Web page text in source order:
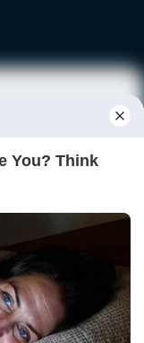
Daftar
Pedoman Media Siber
Hubungi Kami
undang.